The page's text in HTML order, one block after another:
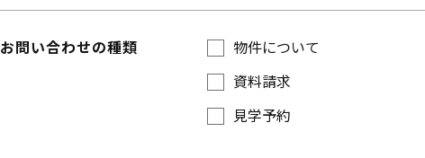
お問い合わせの種類
物件について
資料請求
見学予約